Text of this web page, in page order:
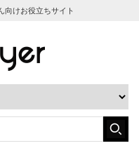
向けお役立ちサイト